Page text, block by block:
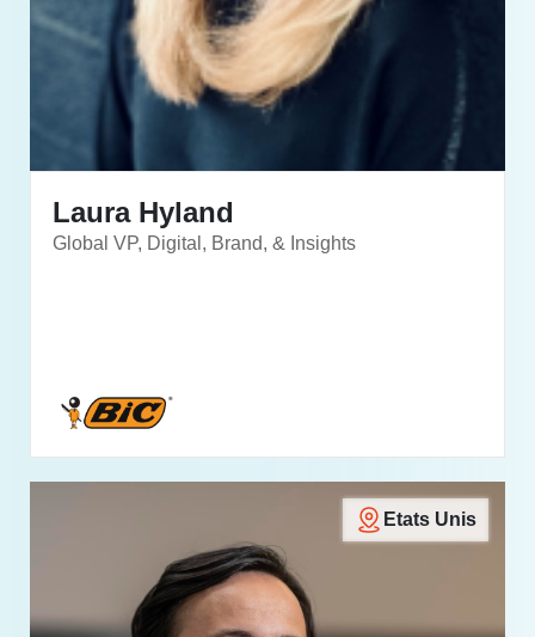
Laura Hyland
Global VP, Digital, Brand, & Insights
Etats Unis